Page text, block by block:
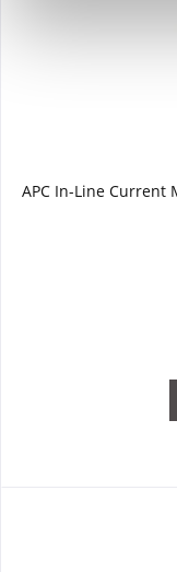
APC In-Line Current